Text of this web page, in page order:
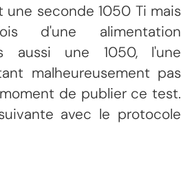
seconde 1050 Ti mais
d'une alimentation
aussi une 1050, l'une
malheureusement pas
de publier ce test.
avec le protocole